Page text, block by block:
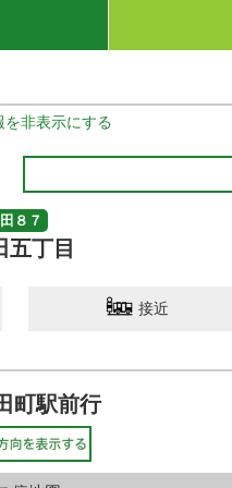
を非表示にする
田８７
五丁目
接近
町駅前行